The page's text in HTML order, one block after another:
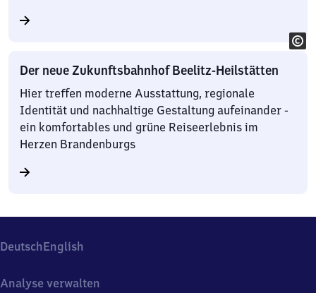
Der neue Zukunftsbahnhof Beelitz-Heilstätten
Hier treffen moderne Ausstattung, regionale
Identität und nachhaltige Gestaltung aufeinander -
ein komfortables und grüne Reiseerlebnis im
Herzen Brandenburgs
DeutschEnglish
Analyse verwalten